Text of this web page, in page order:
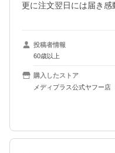
更に注文翌日には届き
投稿者情報
60歳以上
購入したストア
メディプラス公式ヤフー店